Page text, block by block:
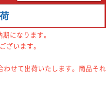
になります。
います。
せて出荷いたします。商品それ